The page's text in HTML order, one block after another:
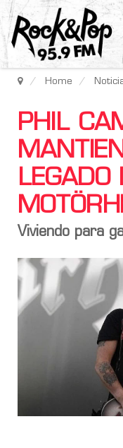
Home
PHIL
LEGADO
Viviendo para